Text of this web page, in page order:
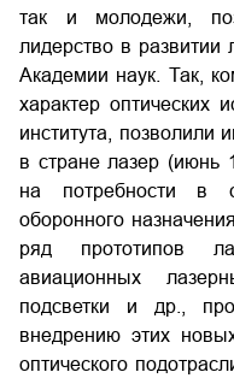
так и молодежи,
лидерство в развитии
Академии наук. Так,
характер оптических
института, позволили
в стране лазер (июнь
на потребности в
оборонного
ряд прототипов
авиационных
подсветки и др.,
внедрению этих
оптического